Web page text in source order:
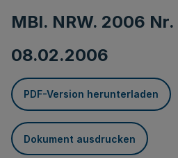
MBl. NRW. 2006
08.02.2006
PDF-Version herunterladen
Dokument ausdrucken